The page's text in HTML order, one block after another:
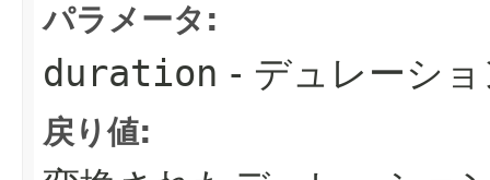
パラメータ:
duration - デュレーシ
戻り値: